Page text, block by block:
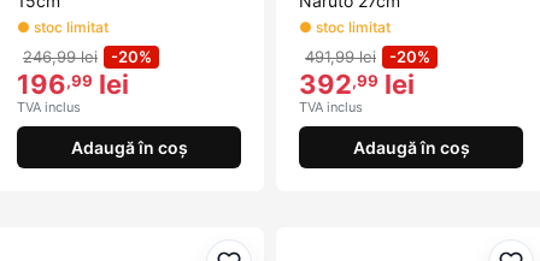
● stoc limitat
246,99 lei -20%
196,99 lei
TVA inclus
Adaugă în coș
● stoc limitat
491,99 lei -20%
392,99 lei
TVA inclus
Adaugă în coș